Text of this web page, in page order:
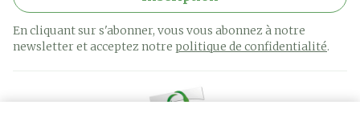
En cliquant sur s'abonner, vous vous abonnez à notre
newsletter et acceptez notre politique de confidentialité.